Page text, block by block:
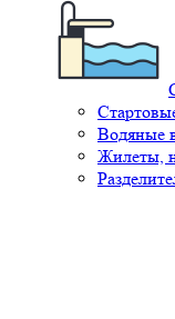
Водяные
Жилеты,